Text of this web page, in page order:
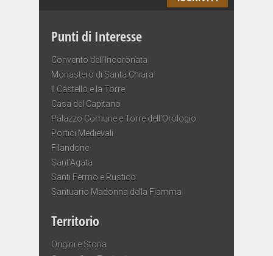
Punti di Interesse
Convento dell’Incoronata
Monastero di Santa Chiara
Il Castello e la Torre
Casa del Capitano
Palazzo Comune e Torre dell’Orologio
Portici Medievali
Filandone
Sant’Agata
Santi Fermo e Rustico
Santuario Madonna della Fiamma
Territorio
Origini e Storia